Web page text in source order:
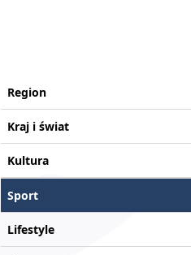
Region
Kraj i świat
Kultura
Sport
Lifestyle